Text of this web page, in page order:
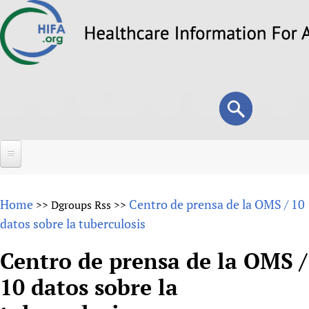
to
Search
form
Search
About
Why HIFA is needed
Vision and Strategy
HIFA (Healthcare Information For All)
How to use the HIFA forums
Projects
Home >> Dgroups Rss >> Centro de prensa de la OMS / 10
datos sobre la tuberculosis
Centro de prensa de la OMS /
10 datos sobre la